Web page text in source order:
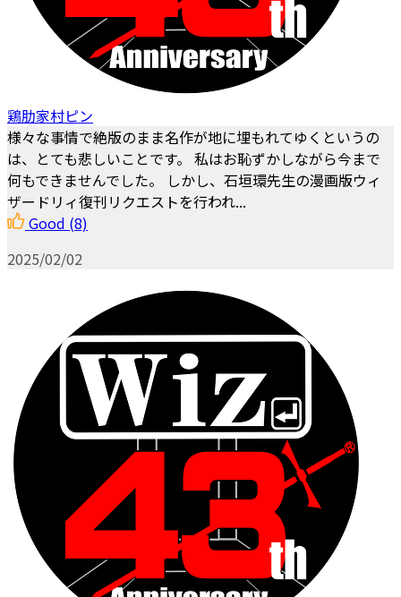
鶏肋家村ピン
様々な事情で絶版のまま名作が地に埋もれてゆくというの
は、とても悲しいことです。 私はお恥ずかしながら今まで
何もできませんでした。 しかし、石垣環先生の漫画版ウィ
ザードリィ復刊リクエストを行われ...
Good (8)
2025/02/02